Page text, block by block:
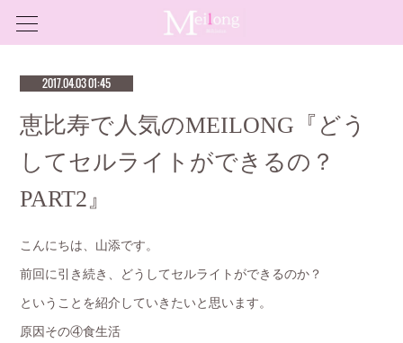
2017.04.03 01:45
恵比寿で人気のMEILONG『どう
してセルライトができるの？
PART2』
こんにちは、山添です。
前回に引き続き、どうしてセルライトができるのか？
ということを紹介していきたいと思います。
原因その④食生活